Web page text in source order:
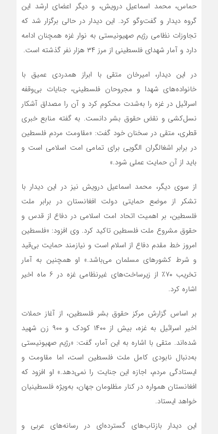
حماس، محمد اسماعیل درویش، و دیگر اعضای ارشد این
گروه دیدار و گفت‌وگو کرد. این دیدار در حالی برگزار شد که
تجاوزات نظامی رژیم صهیونیستی به نوار غزه همچنان ادامه
دارد و آمار شهدای فلسطینی از مرز ۳۴ هزار نفر گذشته است.
در این دیدار، امیرخان متقی با ابراز همدردی عمیق با
خانواده‌های شهدا و مجروحان فلسطینی، جنایات بی‌وقفه
اسرائیل در غزه را به‌شدت محکوم کرد و آن را مصداق آشکار
نسل‌کشی و نقض حقوق بشر دانست. به گفته منابع خبری
قطری، متقی در سخنان خود گفت: «مقاومت مردم فلسطین
در برابر اشغالگران الگویی برای تمامی امت اسلامی است و
باید از آن حمایت عملی شود.»
از سوی دیگر، محمد اسماعیل درویش نیز در این دیدار با
تشکر از موضع حمایتی دولت افغانستان در برابر ملت
فلسطین، بر اهمیت اتحاد امت اسلامی در دفاع از قدس و
حقوق مشروع ملت فلسطین تاکید کرد. وی افزود: «فلسطین
امروز خط مقدم دفاع از اسلام است و نیازمند حمایت بی‌قید
و شرط کشورهای مسلمان می‌باشد.» او همچنین به آمار
تخریب ۷۰٪ از زیرساخت‌های غیرنظامی غزه در ۶ ماه اخیر
اشاره کرد.
بر اساس گزارش مرکز حقوق بشر فلسطین، از آغاز حملات
اخیر اسرائیل به غزه، بیش از ۱۴۰۰ کودک و ۹۰۰ زن شهید
شده‌اند. متقی با اشاره به این آمار، گفت: «رژیم صهیونیستی
به‌دنبال نابودی کامل ملت فلسطین است، اما مقاومت و
ایستادگی مردم، اجازه این جنایت را نمی‌دهد.» او افزود که
افغانستان همواره در کنار مظلومان جهان، به‌ویژه فلسطینیان
خواهد ایستاد.
این دیدار بازتاب‌های گسترده‌ای در رسانه‌های عربی و